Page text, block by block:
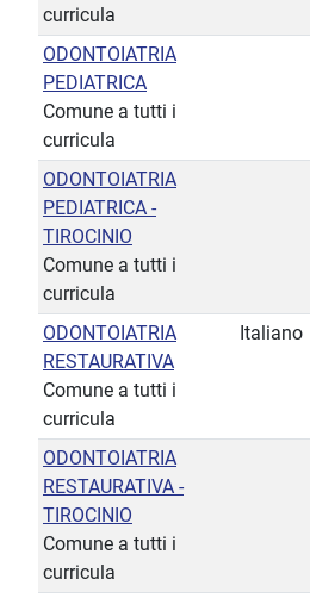
curricula
ODONTOIATRIA
PEDIATRICA
Comune a tutti i
curricula
ODONTOIATRIA
PEDIATRICA -
TIROCINIO
Comune a tutti i
curricula
ODONTOIATRIA
RESTAURATIVA
Comune a tutti i
curricula
Italiano
ODONTOIATRIA
RESTAURATIVA -
TIROCINIO
Comune a tutti i
curricula